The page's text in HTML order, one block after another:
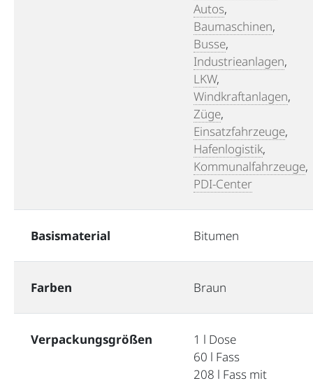
Autos,
Baumaschinen,
Busse,
Industrieanlagen,
LKW,
Windkraftanlagen,
Züge,
Einsatzfahrzeuge,
Hafenlogistik,
Kommunalfahrzeuge,
PDI-Center
Basismaterial Bitumen
Farben Braun
Verpackungsgrößen
1 l Dose
60 l Fass
208 l Fass mit